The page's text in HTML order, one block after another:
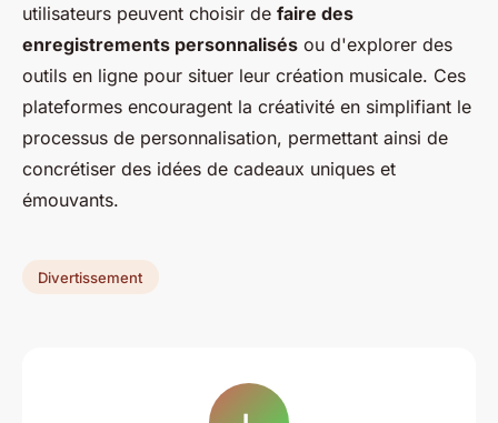
utilisateurs peuvent choisir de faire des
enregistrements personnalisés ou d'explorer des
outils en ligne pour situer leur création musicale. Ces
plateformes encouragent la créativité en simplifiant le
processus de personnalisation, permettant ainsi de
concrétiser des idées de cadeaux uniques et
émouvants.
Divertissement